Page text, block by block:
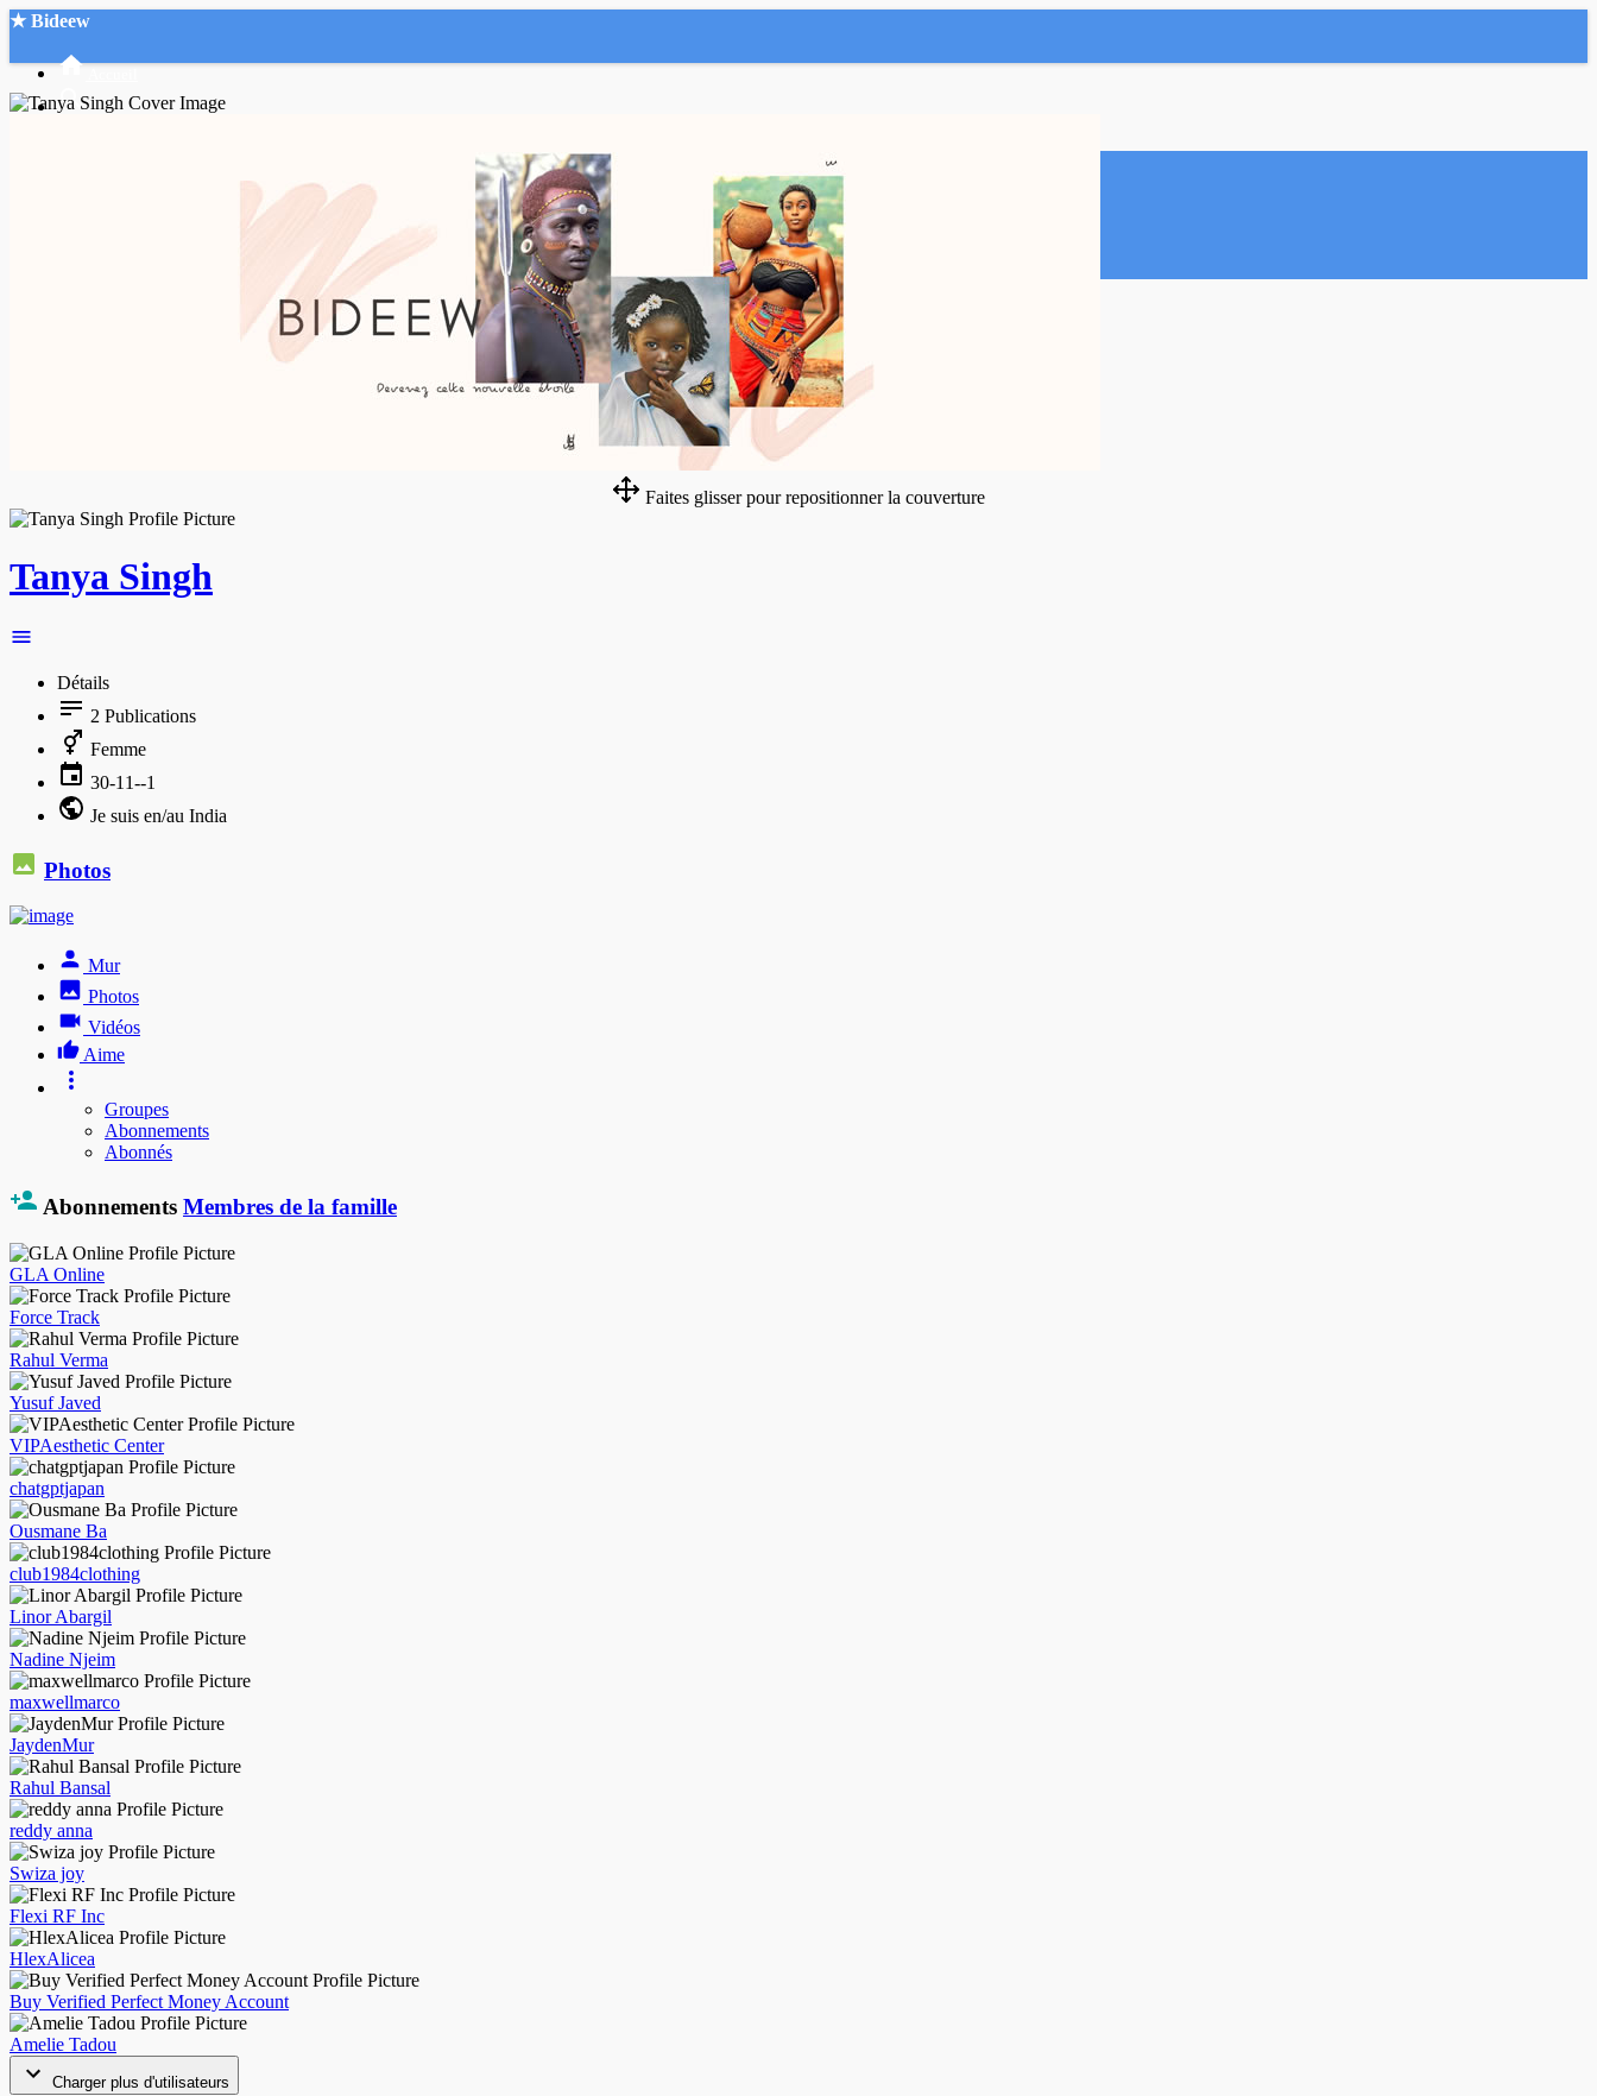
★ Bideew
Faites glisser pour repositionner la couverture
Tanya Singh
Détails
2 Publications
Femme
30-11--1
Je suis en/au India
Photos
Mur
Photos
Vidéos
Aime
Groupes
Abonnements
Abonnés
Abonnements Membres de la famille
GLA Online
Force Track
Rahul Verma
Yusuf Javed
VIPAesthetic Center
chatgptjapan
Ousmane Ba
club1984clothing
Linor Abargil
Nadine Njeim
maxwellmarco
JaydenMur
Rahul Bansal
reddy anna
Swiza joy
Flexi RF Inc
HlexAlicea
Buy Verified Perfect Money Account
Amelie Tadou
Charger plus d'utilisateurs